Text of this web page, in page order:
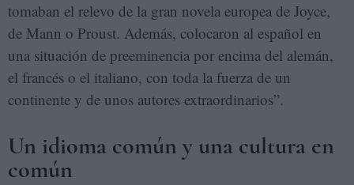
tomaban el relevo de la gran novela europea de Joyce,
de Mann o Proust. Además, colocaron al español en
una situación de preeminencia por encima del alemán,
el francés o el italiano, con toda la fuerza de un
continente y de unos autores extraordinarios”.
Un idioma común y una cultura en
común